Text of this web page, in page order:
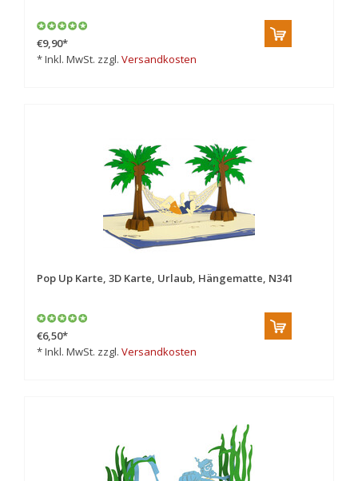
€9,90*
* Inkl. MwSt. zzgl. Versandkosten
Pop Up Karte, 3D Karte, Urlaub, Hängematte, N341
€6,50*
* Inkl. MwSt. zzgl. Versandkosten